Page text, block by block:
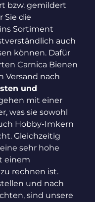
bzw. gemildert
Sie die
Sortiment
auch
können. Dafür
Carnica Bienen
Versand nach
und
mit einer
was sie sowohl
Hobby-Imkern
Gleichzeitig
sehr hohe
einem
rechnen ist.
und nach
sind unsere